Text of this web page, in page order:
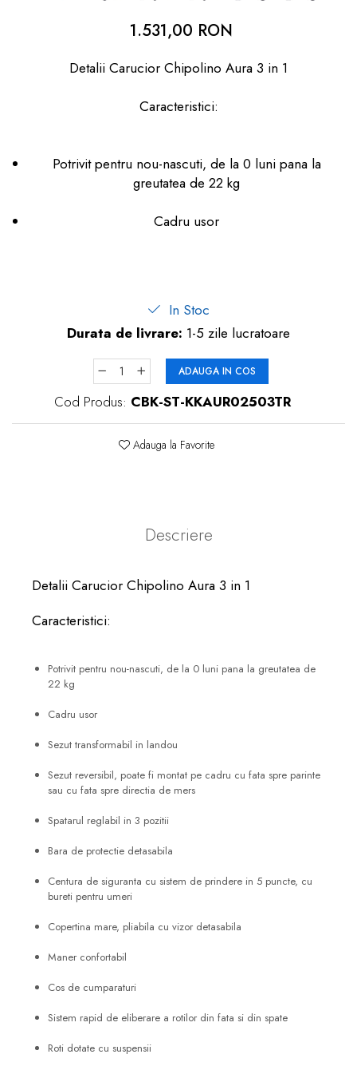
Igiena copii
1.531,00 RON
Detalii Carucior Chipolino Aura 3 in 1
Caracteristici:
Potrivit pentru nou-nascuti, de la 0 luni pana la
greutatea de 22 kg
Cadru usor
In Stoc
Durata de livrare: 1-5 zile lucratoare
ADAUGA IN COS
Cod Produs: CBK-ST-KKAUR02503TR
Adauga la Favorite
Descriere
Detalii Carucior Chipolino Aura 3 in 1
Caracteristici:
Potrivit pentru nou-nascuti, de la 0 luni pana la greutatea de
22 kg
Cadru usor
Sezut transformabil in landou
Sezut reversibil, poate fi montat pe cadru cu fata spre parinte
sau cu fata spre directia de mers
Spatarul reglabil in 3 pozitii
Bara de protectie detasabila
Centura de siguranta cu sistem de prindere in 5 puncte, cu
bureti pentru umeri
Copertina mare, pliabila cu vizor detasabila
Maner confortabil
Cos de cumparaturi
Sistem rapid de eliberare a rotilor din fata si din spate
Roti dotate cu suspensii